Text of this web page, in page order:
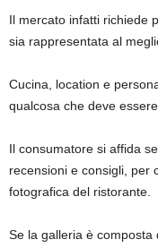
Il mercato infatti richiede
sia rappresentata al
Cucina, location e
qualcosa che deve
Il consumatore si affida
recensioni e consigli, per
fotografica del ristorante.
Se la galleria è composta